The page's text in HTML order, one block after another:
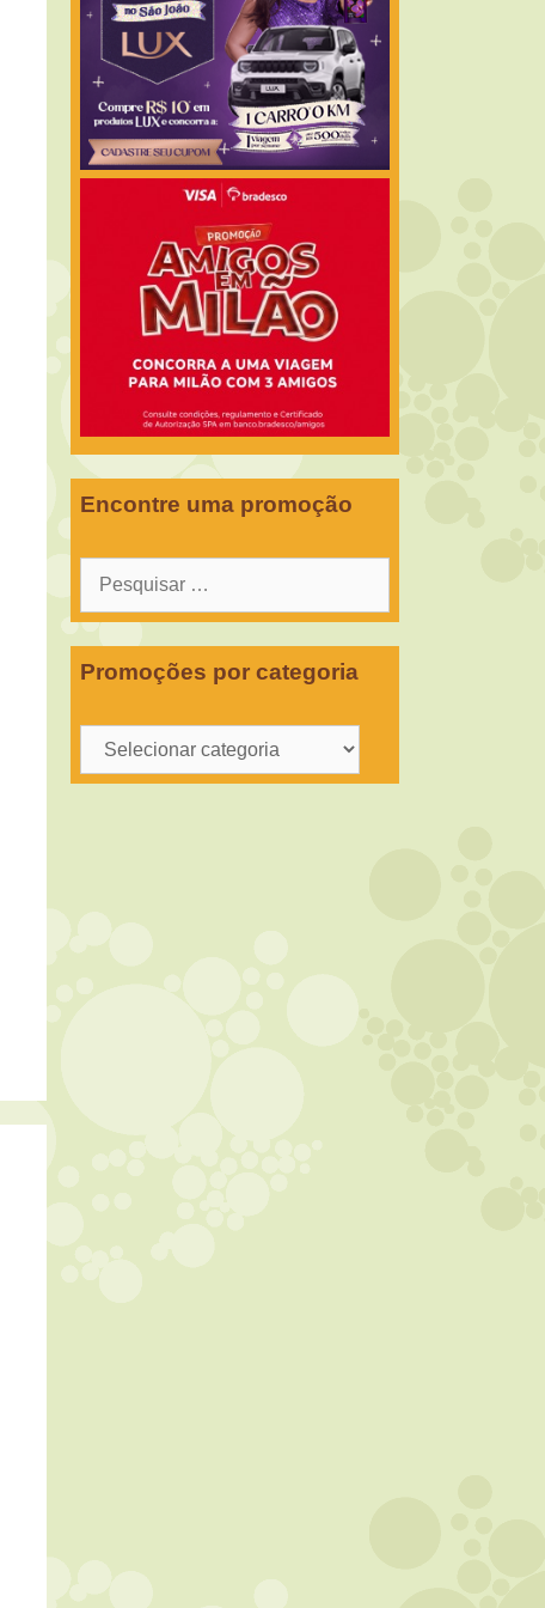
Encontre uma promoção
Pesquisar
Promoções por categoria
Promoções
por